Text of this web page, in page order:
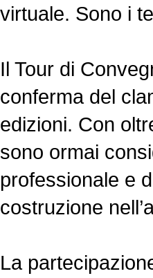
virtuale. Sono i
Il Tour di
conferma del
edizioni. Con
sono ormai
professionale e
costruzione
La